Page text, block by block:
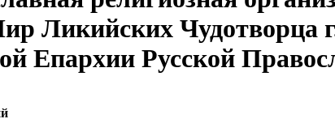
Ликийских Чудотворца
Епархии Русской